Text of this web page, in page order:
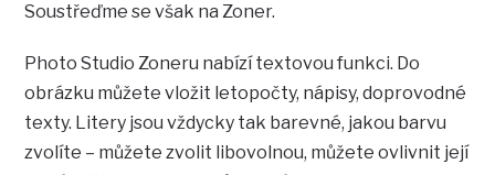
Soustřeďme se však na Zoner.
Photo Studio Zoneru nabízí textovou funkci. Do
obrázku můžete vložit letopočty, nápisy, doprovodné
texty. Litery jsou vždycky tak barevné, jakou barvu
zvolíte – můžete zvolit libovolnou, můžete ovlivnit její